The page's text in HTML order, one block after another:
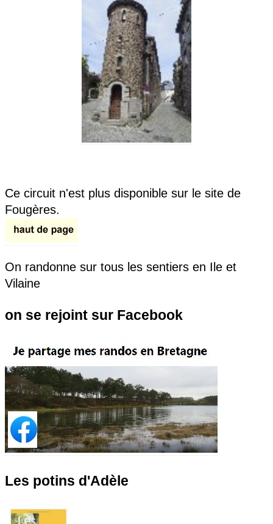
Ce circuit n'est plus disponible sur le site de
Fougères.
On randonne sur tous les sentiers en Ile et
Vilaine
on se rejoint sur Facebook
Les potins d'Adèle